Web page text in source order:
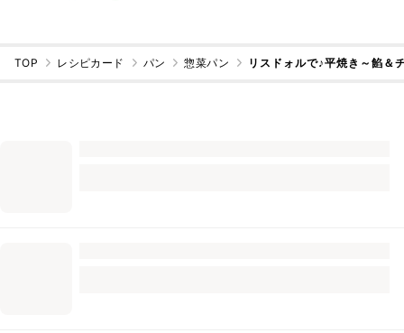
TOP レシピカード パン 惣菜パン リスドォルで♪平焼き～餡＆